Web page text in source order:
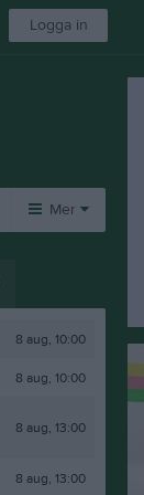
Logga in
Mer
8 aug, 10:00
8 aug, 10:00
8 aug, 13:00
8 aug, 13:00